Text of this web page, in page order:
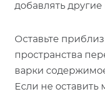
добавлять
Оставьте
пространства
варки
Если не